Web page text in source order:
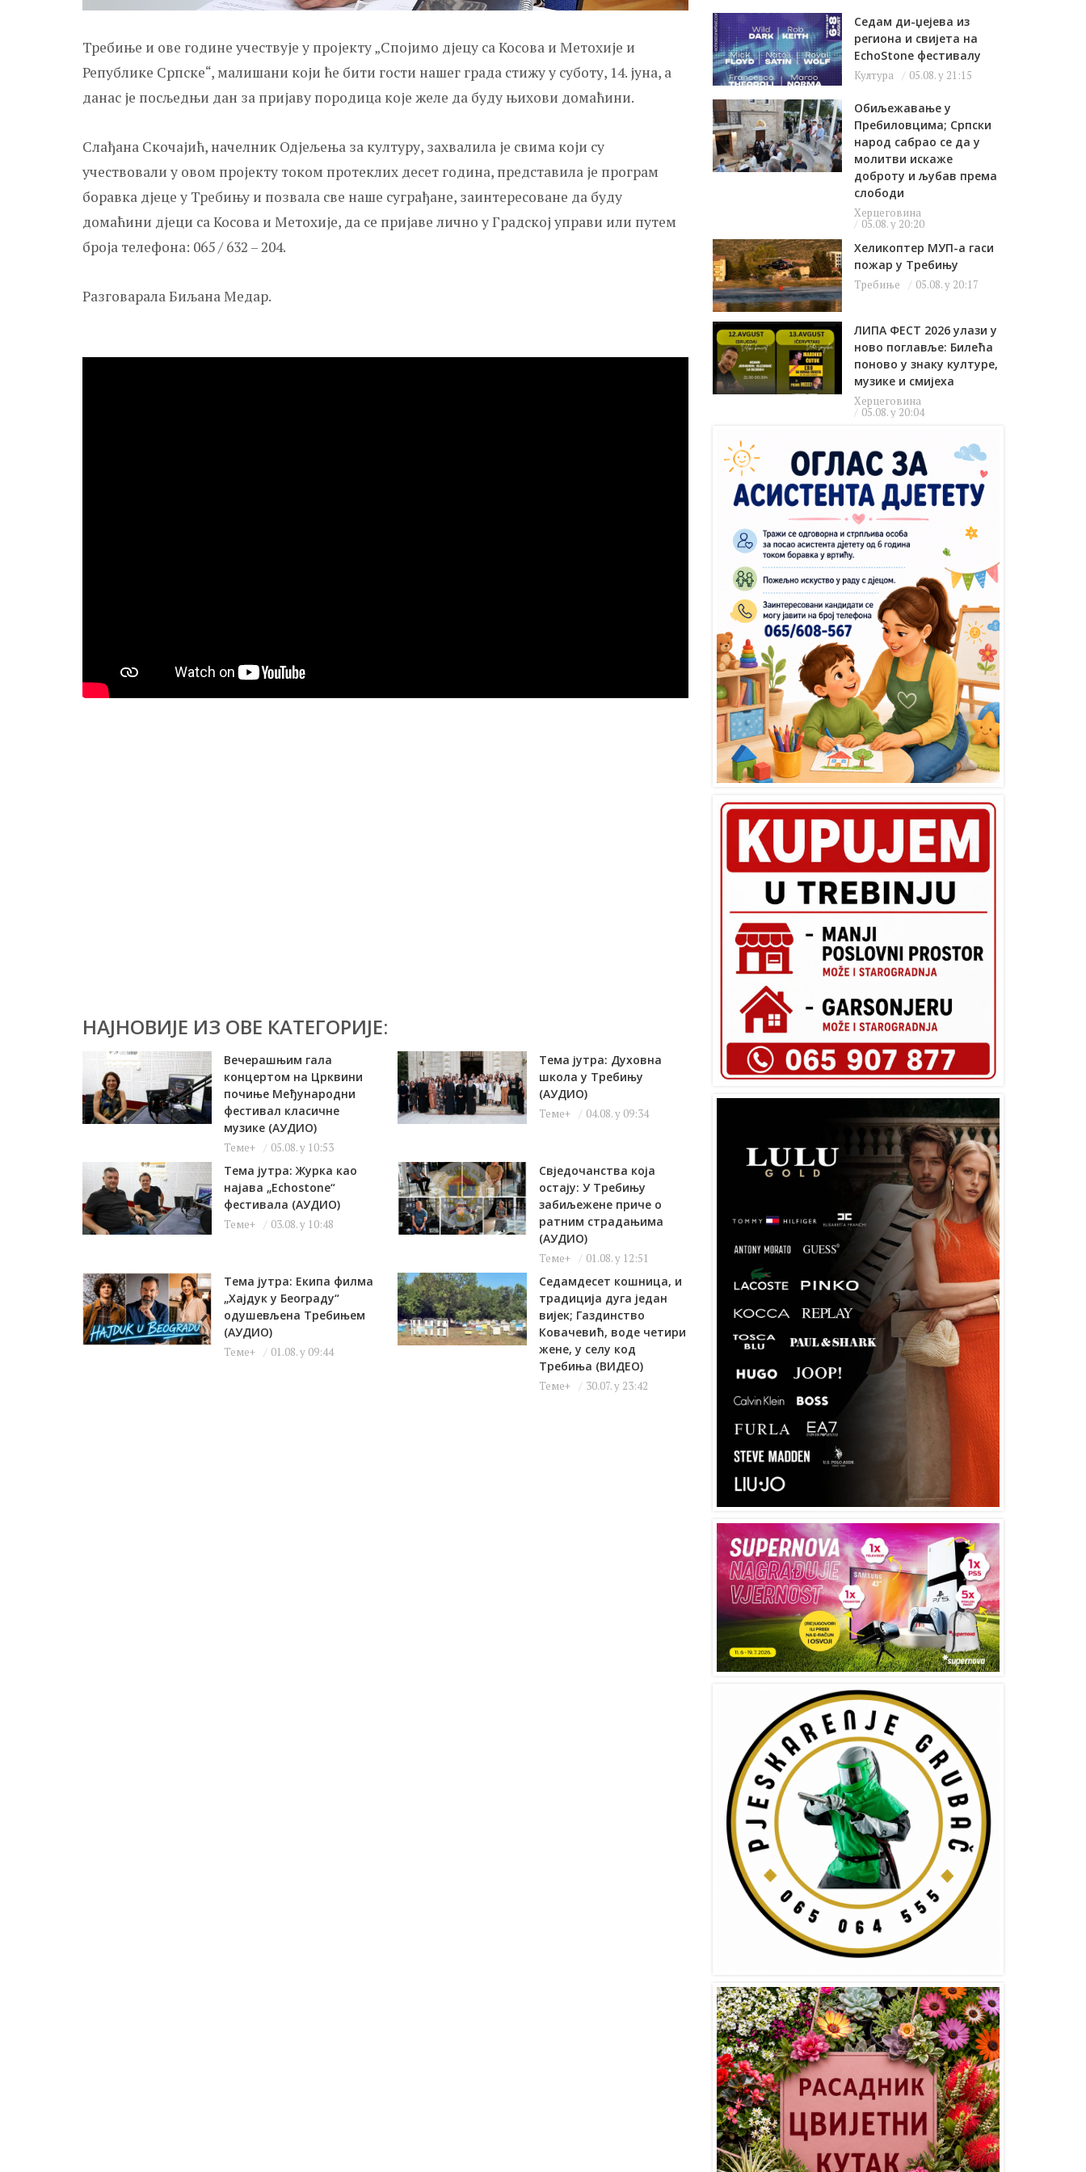
Требиње и ове године учествује у пројекту „Спојимо дјецу са Косова и Метохије и
Републике Српске“, малишани који ће бити гости нашег града стижу у суботу, 14. јуна, а
данас је посљедњи дан за пријаву породица које желе да буду њихови домаћини.
Слађана Скочајић, начелник Одјељења за културу, захвалила је свима који су
учествовали у овом пројекту током протеклих десет година, представила је програм
боравка дјеце у Требињу и позвала све наше суграђане, заинтересоване да буду
домаћини дјеци са Косова и Метохије, да се пријаве лично у Градској управи или путем
броја телефона: 065 / 632 – 204.
Разговарала Биљана Медар.
НАЈНОВИЈЕ ИЗ ОВЕ КАТЕГОРИЈЕ:
Вечерашњим гала
концертом на Црквини
почиње Међународни
фестивал класичне
музике (АУДИО)
Теме+ 05.08. у 10:53
Тема јутра: Духовна
школа у Требињу
(АУДИО)
Теме+ 04.08. у 09:34
Тема јутра: Журка као
најава „Echostone“
фестивала (АУДИО)
Теме+ 03.08. у 10:48
Свједочанства која
остају: У Требињу
забиљежене приче о
ратним страдањима
(АУДИО)
Теме+ 01.08. у 12:51
Тема јутра: Екипа филма
„Хајдук у Београду“
одушевљена Требињем
(АУДИО)
Теме+ 01.08. у 09:44
Седамдесет кошница, и
традиција дуга један
вијек; Газдинство
Ковачевић, воде четири
жене, у селу код
Требиња (ВИДЕО)
Теме+ 30.07. у 23:42
Седам ди-џејева из
региона и свијета на
EchoStone фестивалу
Култура 05.08. у 21:15
Обиљежавање у
Пребиловцима; Српски
народ сабрао се да у
молитви искаже
доброту и љубав према
слободи
Херцеговина
05.08. у 20:20
Хеликоптер МУП-а гаси
пожар у Требињу
Требиње 05.08. у 20:17
ЛИПА ФЕСТ 2026 улази у
ново поглавље: Билећа
поново у знаку културе,
музике и смијеха
Херцеговина
05.08. у 20:04